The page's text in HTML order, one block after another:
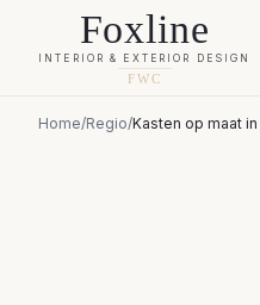
Foxline
INTERIOR & EXTERIOR DESIGN
FWC
Home/Regio/Kasten op maat in